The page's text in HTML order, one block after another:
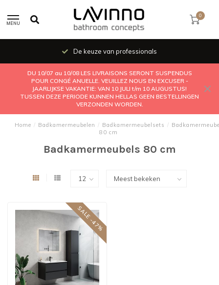
MENU
0
De keuze van professionals
DU 10/07 au 10/08 LES LIVRAISONS SERONT SUSPENDUS
POUR CONGÉ ANUELLE. VEUILLEZ NOUS EN EXCUSER -
JAARLIJKSE VAKANTIE: VAN 10 JULI t/m 10 AUGUSTUS!
TUSSEN DEZE PERIODE KUNNEN HELLAS GEEN BESTELLINGEN
VERZONDEN WORDEN.
Home / Badkamermeubelen / Badkamermeubelsets /
80 cm
Badkamermeubels 80 cm
SALE -47%